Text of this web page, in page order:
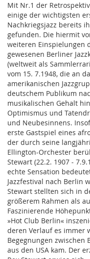
Mit Nr.1 der
einige der wichtigsten
Nachkriegsjazz bereits
gefunden. Die hiermit
weiteren Einspielungen
gewesenen Berliner
(weltweit als
vom 15. 7.1948, die an
amerikanischen
deutschem Publikum
musikalischen Gehalt
Optimismus und
und Neubesinnens.
erste Gastspiel eines
der durch seine
Ellington-Orchester
Stewart (22.2. 1907 -
echte Sensation
Jazzfestival nach Berlin
Stewart stellten sich in
größerem Rahmen als
Faszinierende
»Hot Club Berlin«
deren Verlauf es immer
Begegnungen zwischen
aus den USA kam. Der